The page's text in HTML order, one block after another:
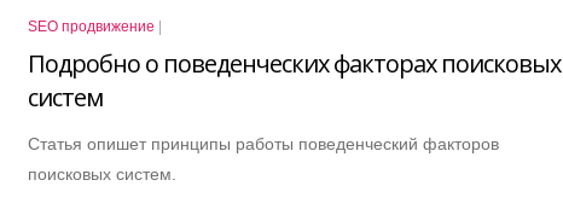
SEO продвижение
Подробно о поведенческих факторах поисковых
систем
Статья опишет принципы работы поведенческий факторов
поисковых систем.